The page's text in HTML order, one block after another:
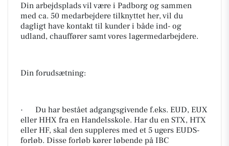
Din arbejdsplads vil være i Padborg og sammen
med ca. 50 medarbejdere tilknyttet her, vil du
dagligt have kontakt til kunder i både ind- og
udland, chauffører samt vores lagermedarbejdere.
Din forudsætning:
· Du har bestået adgangsgivende f.eks. EUD, EUX
eller HHX fra en Handelsskole. Har du en STX, HTX
eller HF, skal den suppleres med et 5 ugers EUDS-
forløb. Disse forløb kører løbende på IBC